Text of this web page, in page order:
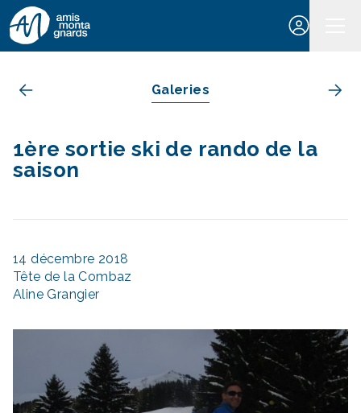
Aller au contenu
Galeries
1ère sortie ski de rando de la
saison
14 décembre 2018
Tête de la Combaz
Aline Grangier